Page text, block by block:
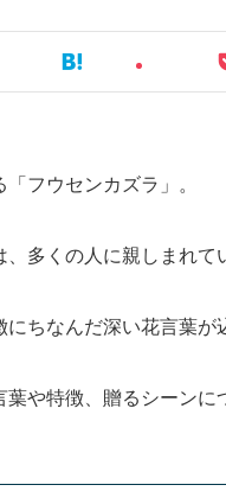
フウセンカズラ」。
多くの人に親しまれて
ちなんだ深い花言葉が
や特徴、贈るシーンに